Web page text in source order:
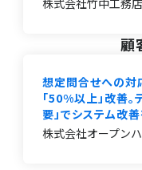
顧
想定問合せへの対
「50%以上」改善
要」でシステム改
株式会社オープン